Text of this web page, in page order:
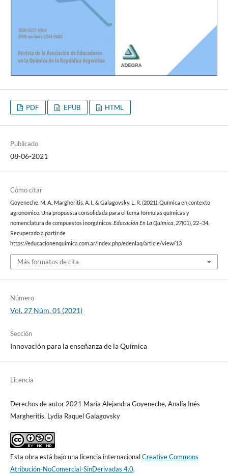
PDF EPUB HTML
Publicado
08-06-2021
Cómo citar
Goyeneche, M. A., Margheritis, A. I., & Galagovsky, L. R. (2021). Química en contexto
agronómico. Una propuesta consolidada para el tema fórmulas químicas y
nomenclatura de compuestos inorgánicos.Educación En La Química,27(01), 22–34.
Recuperado a partir de
https://educacionenquimica.com.ar/index.php/edenlaq/article/view/13
Más formatos de cita
Número
Vol. 27 Núm. 01 (2021)
Sección
Innovación para la enseñanza de la Química
Licencia
Derechos de autor 2021 María Alejandra Goyeneche, Analía Inés
Margheritis, Lydia Raquel Galagovsky
Esta obra está bajo una licencia internacionalCreative Commons
Atribución-NoComercial-SinDerivadas 4.0.